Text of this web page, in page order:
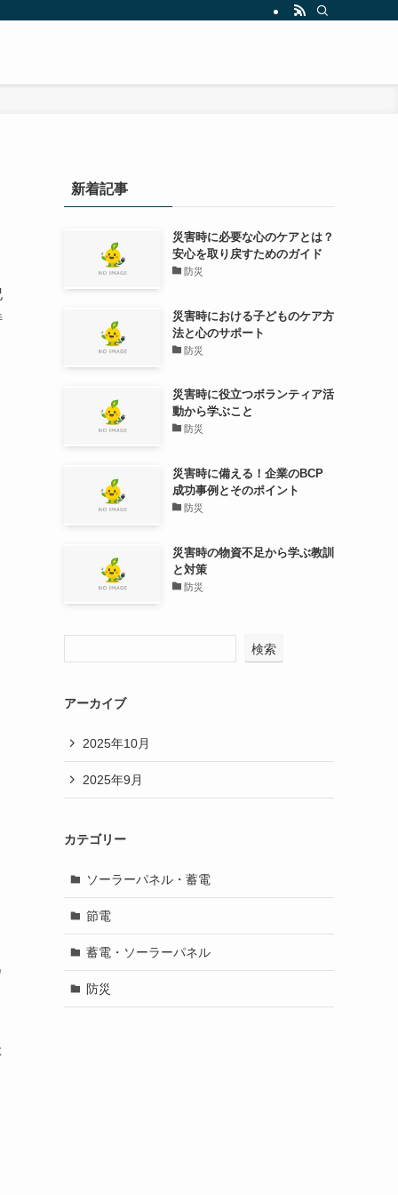
新着記事
災害時に必要な心のケアとは？
安心を取り戻すためのガイド
防災
災害時における子どものケア方
法と心のサポート
防災
災害時に役立つボランティア活
動から学ぶこと
防災
災害時に備える！企業のBCP
成功事例とそのポイント
防災
災害時の物資不足から学ぶ教訓
と対策
防災
検索
アーカイブ
2025年10月
2025年9月
カテゴリー
ソーラーパネル・蓄電
節電
蓄電・ソーラーパネル
防災